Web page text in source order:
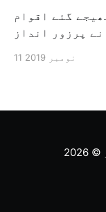
گئے اقوام
پرزور انداز
کے لئے ایک
11 نومبر 2019
© 2026